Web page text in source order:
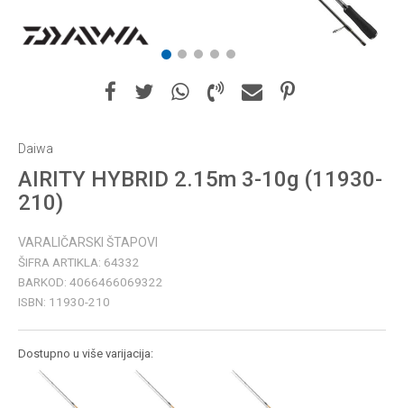
1 2 3 4 5
Daiwa
AIRITY HYBRID 2.15m 3-10g (11930-
210)
VARALIČARSKI ŠTAPOVI
ŠIFRA ARTIKLA: 64332
BARKOD: 4066466069322
ISBN: 11930-210
Dostupno u više varijacija: